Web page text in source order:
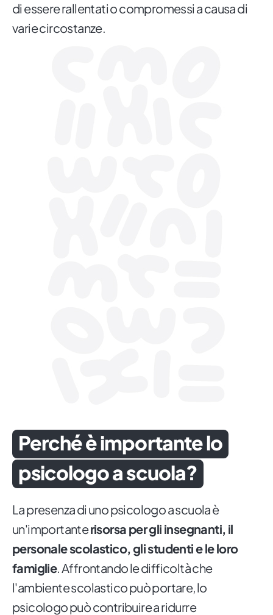
di essere rallentati o compromessi a causa di
varie circostanze.
Perché è importante lo
psicologo a scuola?
La presenza di uno psicologo a scuola è
un'importanterisorsa per gli insegnanti, il
personale scolastico, gli studenti e le loro
famiglie. Affrontando le difficoltà che
l'ambiente scolastico può portare, lo
psicologo può contribuire a ridurre